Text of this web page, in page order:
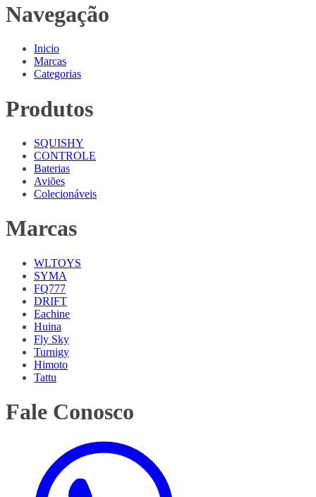
Navegação
Inicio
Marcas
Categorias
Produtos
SQUISHY
CONTROLE
Baterias
Aviões
Colecionáveis
Marcas
WLTOYS
SYMA
FQ777
DRIFT
Eachine
Huina
Fly Sky
Turnigy
Himoto
Tattu
Fale Conosco